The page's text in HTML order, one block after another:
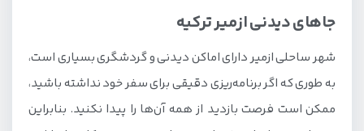
جاهای دیدنی ازمیر ترکیه
شهر ساحلی ازمیر دارای اماکن دیدنی و گردشگری بسیاری است،
به طوری که اگر برنامه‌ریزی دقیقی برای سفر خود نداشته باشید،
ممکن است فرصت بازدید از همه آن‌ها را پیدا نکنید. بنابراین